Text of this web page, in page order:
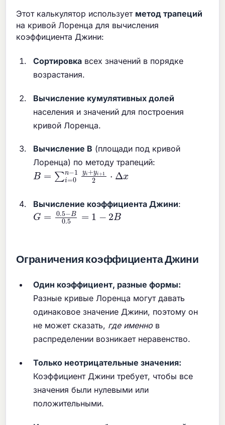
Этот калькулятор использует метод трапеций
на кривой Лоренца для вычисления
коэффициента Джини:
Сортировка всех значений в порядке
возрастания.
Вычисление кумулятивных долей
населения и значений для построения
кривой Лоренца.
Вычисление B (площади под кривой
Лоренца) по методу трапеций:
B=∑ i=0n−1yi+yi + 2 Δ x
Вычисление коэффициента Джини:
G 0.5 −B0.5 = 1 − 2B
Ограничения коэффициента Джини
Один коэффициент, разные формы:
Разные кривые Лоренца могут давать
одинаковое значение Джини, поэтому он
не может сказать, где именно в
распределении возникает неравенство.
Только неотрицательные значения:
Коэффициент Джини требует, чтобы все
значения были нулевыми или
положительными.